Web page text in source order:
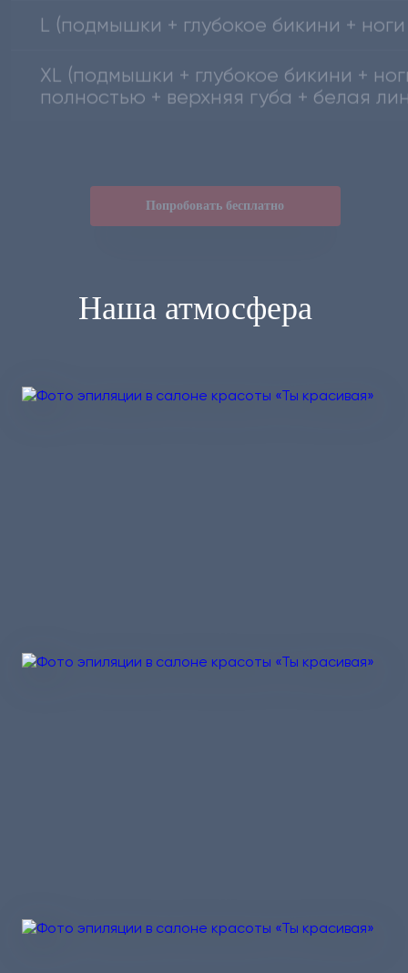
XL (подмышки + глубокое бикини +
полностью + верхняя губа + белая
Наша атмосфера